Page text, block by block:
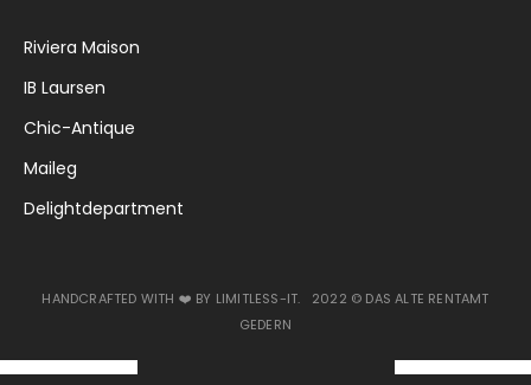
Riviera Maison
IB Laursen
Chic-Antique
Maileg
Delightdepartment
HANDCRAFTED WITH ❤️ BY LIMITLESS-IT. 2022 © DAS ALTE RENTAMT
GEDERN